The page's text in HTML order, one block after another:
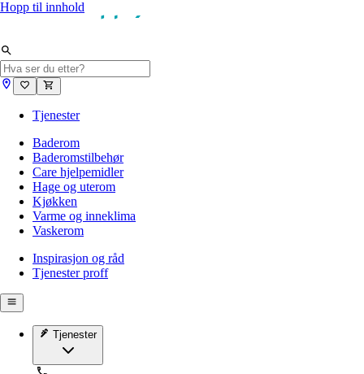
Hopp til innhold
Tjenester
Baderom
Baderomstilbehør
Care hjelpemidler
Hage og uterom
Kjøkken
Varme og inneklima
Vaskerom
Inspirasjon og råd
Tjenester proff
Tjenester